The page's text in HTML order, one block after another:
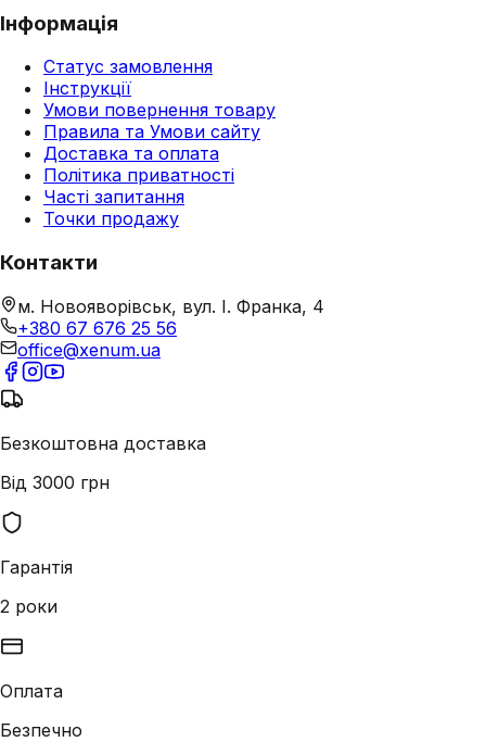
Інформація
Статус замовлення
Інструкції
Умови повернення товару
Правила та Умови сайту
Доставка та оплата
Політика приватності
Часті запитання
Точки продажу
Контакти
м. Новояворівськ, вул. І. Франка, 4
+380 67 676 25 56
office@xenum.ua
Безкоштовна доставка
Від 3000 грн
Гарантія
2 роки
Оплата
Безпечно